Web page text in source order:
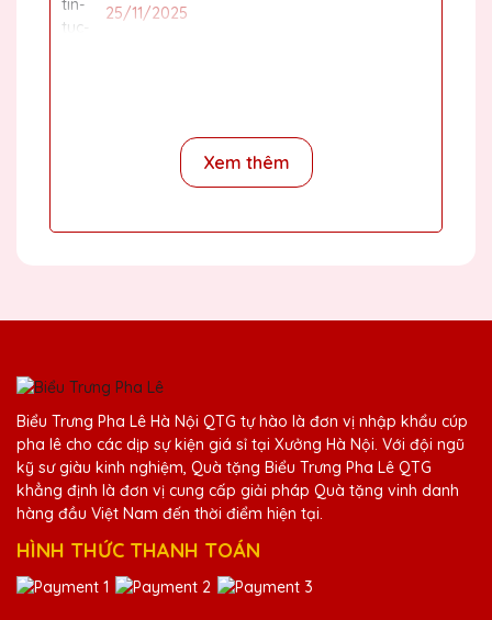
25/11/2025
25/11/2025
Quà Tặng Pha Lê QTG!
Lê Thị Hạnh
25/11/2025
Sản phẩm của Quà Tặng Pha Lê QTG không
chỉ đẹp mà còn mang lại giá trị tinh thần lớn
cho người nhận.
Nguyễn Văn An
Xem thêm
Biểu Trưng Pha Lê Hà Nội QTG tự hào là đơn vị nhập khẩu cúp
pha lê cho các dịp sự kiện giá sỉ tại Xưởng Hà Nội. Với đội ngũ
kỹ sư giàu kinh nghiệm, Quà tặng Biểu Trưng Pha Lê QTG
khẳng định là đơn vị cung cấp giải pháp Quà tặng vinh danh
hàng đầu Việt Nam đến thời điểm hiện tại.
HÌNH THỨC THANH TOÁN